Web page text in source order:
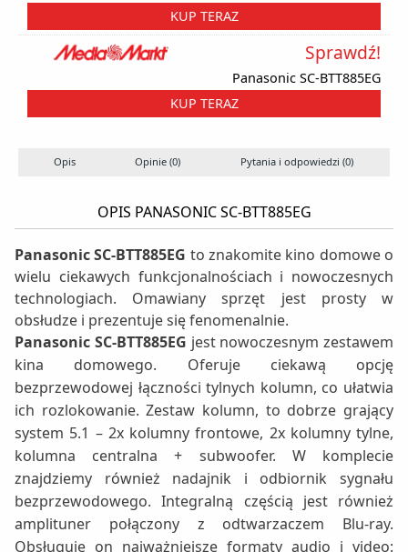
KUP TERAZ
Panasonic SC-BTT885EG
Sprawdź!
KUP TERAZ
Opis Opinie (0) Pytania i odpowiedzi (0)
OPIS PANASONIC SC-BTT885EG
Panasonic SC-BTT885EG to znakomite kino domowe o
wielu ciekawych funkcjonalnościach i nowoczesnych
technologiach. Omawiany sprzęt jest prosty w
obsłudze i prezentuje się fenomenalnie.
Panasonic SC-BTT885EG jest nowoczesnym zestawem
kina domowego. Oferuje ciekawą opcję
bezprzewodowej łączności tylnych kolumn, co ułatwia
ich rozlokowanie. Zestaw kolumn, to dobrze grający
system 5.1 – 2x kolumny frontowe, 2x kolumny tylne,
kolumna centralna + subwoofer. W komplecie
znajdziemy również nadajnik i odbiornik sygnału
bezprzewodowego. Integralną częścią jest również
amplituner połączony z odtwarzaczem Blu-ray.
Obsługuje on najważniejsze formaty audio i video: